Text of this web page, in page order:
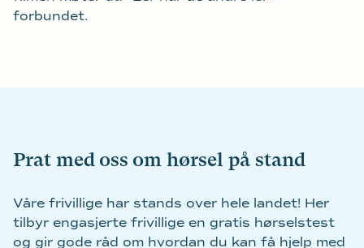
forbundet.
Prat med oss om hørsel på stand
Våre frivillige har stands over hele landet! Her
tilbyr engasjerte frivillige en gratis hørselstest
og gir gode råd om hvordan du kan få hjelp med